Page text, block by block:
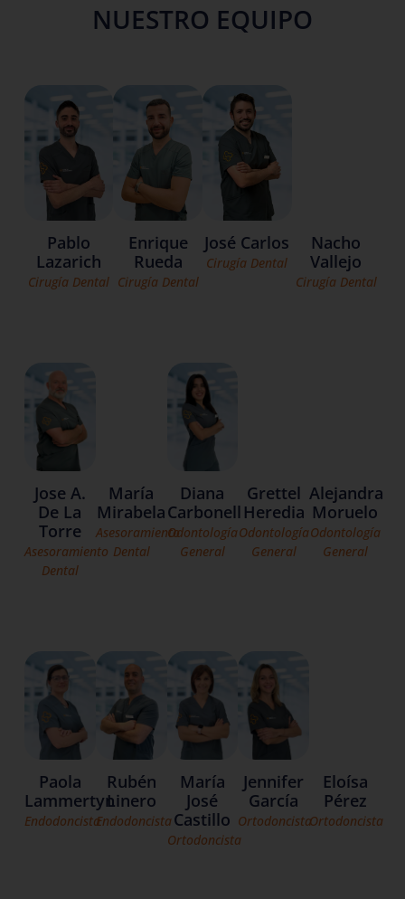
NUESTRO EQUIPO
Pablo
Lazarich
Cirugía Dental
Enrique
Rueda
Cirugía Dental
José Carlos
Cirugía Dental
Nacho
Vallejo
Cirugía Dental
Jose A.
De La
Torre
Asesoramiento
Dental
María
Mirabela
Asesoramiento
Dental
Diana
Carbonell
Odontología
General
Grettel
Heredia
Odontología
General
Alejandra
Moruelo
Odontología
General
Paola
Lammertyn
Endodoncista
Rubén
Linero
Endodoncista
María
José
Castillo
Ortodoncista
Jennifer
García
Ortodoncista
Eloísa
Pérez
Ortodoncista